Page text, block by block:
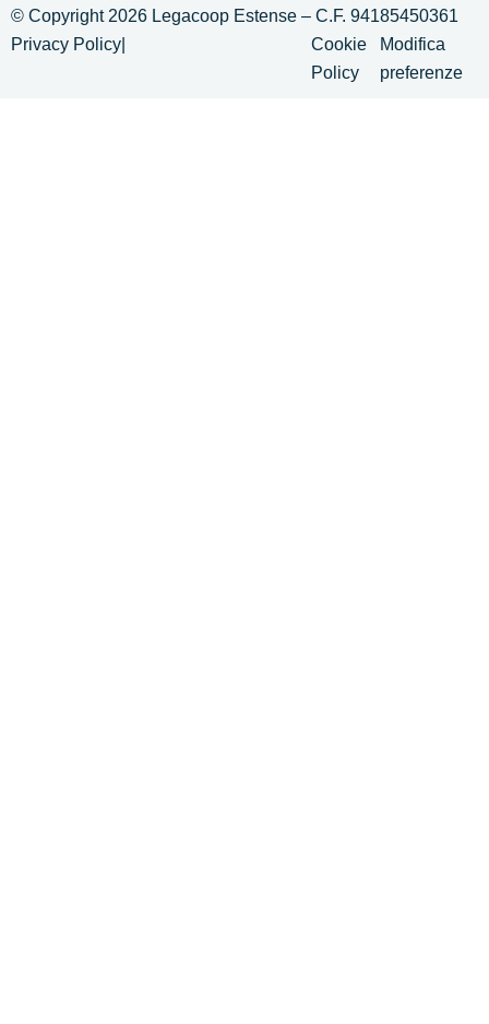
© Copyright 2026 Legacoop Estense – C.F. 94185450361
Privacy Policy
Cookie
Policy
Modifica
preferenze